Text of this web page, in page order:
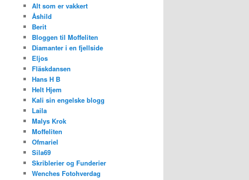
Alt som er vakkert
Åshild
Berit
Bloggen til Moffeliten
Diamanter i en fjellside
Eljos
Fläskdansen
Hans H B
Helt Hjem
Kali sin engelske blogg
Laila
Malys Krok
Moffeliten
Ofmariel
Sila69
Skriblerier og Funderier
Wenches Fotohverdag